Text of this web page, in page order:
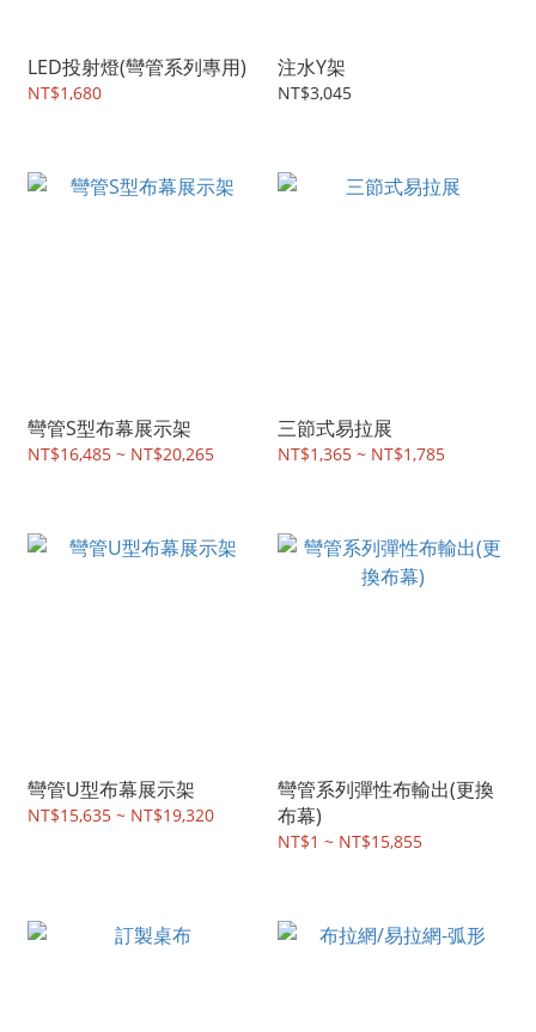
LED投射燈(彎管系列專用)
NT$1,680
注水Y架
NT$3,045
彎管S型布幕展示架
NT$16,485 ~ NT$20,265
三節式易拉展
NT$1,365 ~ NT$1,785
彎管U型布幕展示架
NT$15,635 ~ NT$19,320
彎管系列彈性布輸出(更換
布幕)
NT$1 ~ NT$15,855